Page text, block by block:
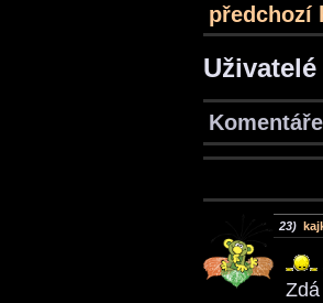
předchozí
Komentáře
23)